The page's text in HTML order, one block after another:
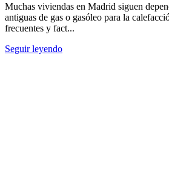
Muchas viviendas en Madrid siguen
antiguas de gas o gasóleo para la
frecuentes y fact...
Seguir leyendo